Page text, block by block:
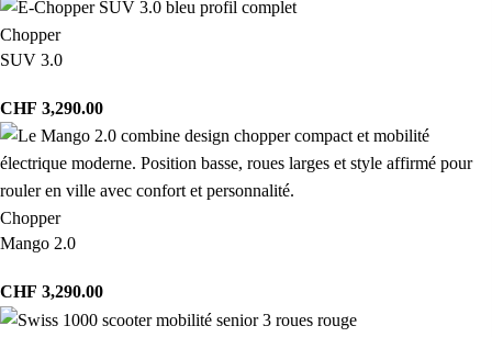
Chopper
SUV 3.0
CHF 3,290.00
Chopper
Mango 2.0
CHF 3,290.00